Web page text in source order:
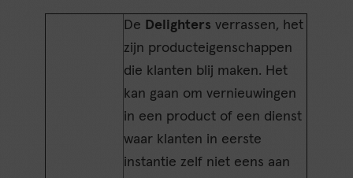
De Delighters verrassen, het
zijn producteigenschappen
die klanten blij maken. Het
kan gaan om vernieuwingen
in een product of een dienst
waar klanten in eerste
instantie zelf niet eens aan